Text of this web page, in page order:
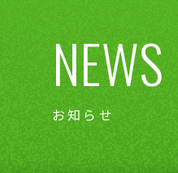
NEWS
お知らせ